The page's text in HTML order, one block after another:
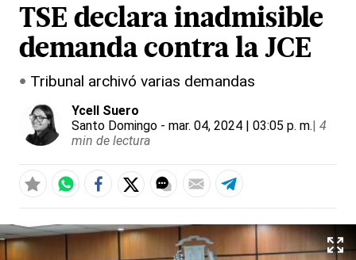
TSE declara inadmisible
demanda contra la JCE
Tribunal archivó varias demandas
Ycell Suero
Santo Domingo - mar. 04, 2024 | 03:05 p. m.| 4
min de lectura